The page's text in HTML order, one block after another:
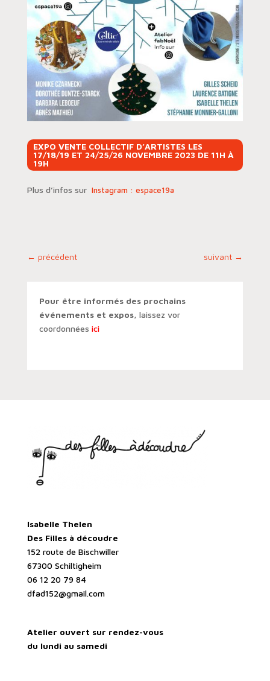
EXPO VENTE COLLECTIF D’ARTISTES LES
17/18/19 ET 24/25/26 NOVEMBRE 2023 DE 11H À
19H
Plus d’infos sur Instagram : espace19a
← précédent suivant →
Pour être informés des prochains
événements et expos, laissez vor
coordonnées ici
Isabelle Thelen
Des Filles à découdre
152 route de Bischwiller
67300 Schiltigheim
06 12 20 79 84
dfad152@gmail.com
Atelier ouvert sur rendez-vous
du lundi au samedi